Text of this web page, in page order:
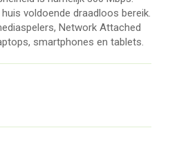
voldoende draadloos bereik.
Network Attached
smartphones en tablets.